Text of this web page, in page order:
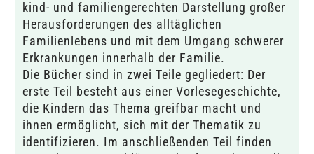
kind- und familiengerechten Darstellung großer
Herausforderungen des alltäglichen
Familienlebens und mit dem Umgang schwerer
Erkrankungen innerhalb der Familie.
Die Bücher sind in zwei Teile gegliedert: Der
erste Teil besteht aus einer Vorlesegeschichte,
die Kindern das Thema greifbar macht und
ihnen ermöglicht, sich mit der Thematik zu
identifizieren. Im anschließenden Teil finden